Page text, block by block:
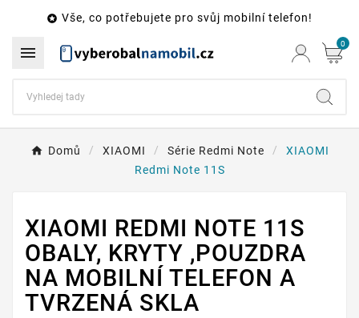
 Vše, co potřebujete pro svůj mobilní telefon!
 0
Domů XIAOMI Série Redmi Note
XIAOMI
Redmi Note 11S
XIAOMI REDMI NOTE 11S
OBALY, KRYTY ,POUZDRA
NA MOBILNÍ TELEFON A
TVRZENÁ SKLA